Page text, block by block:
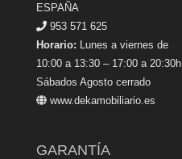
ESPAÑA
953 571 625
Horario: Lunes a viernes de
10:00 a 13:30 – 17:00 a 20:30h
Sábados Agosto cerrado
www.dekamobiliario.es
GARANTÍA